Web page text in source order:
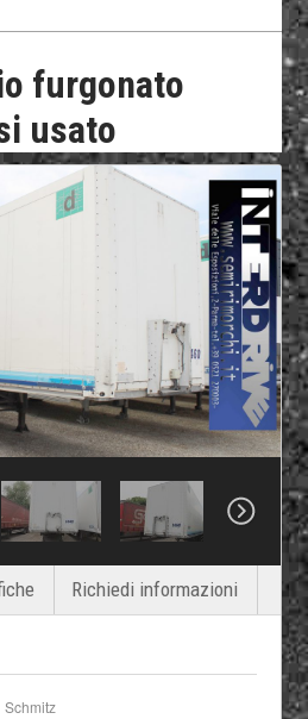
furgonato
usato
Richiedi informazioni
Schmitz